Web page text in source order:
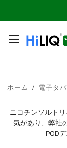
ホーム 電子タ
ニコチンソルト
気があり、弊社
POD